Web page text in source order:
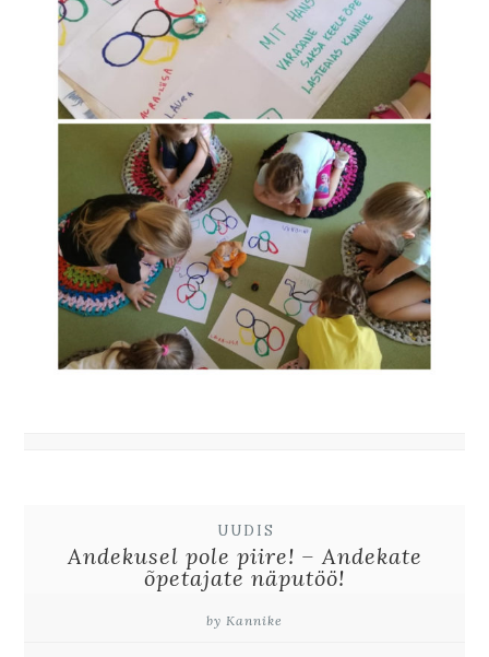
UUDIS
Andekusel pole piire! – Andekate
õpetajate näputöö!
by Kannike